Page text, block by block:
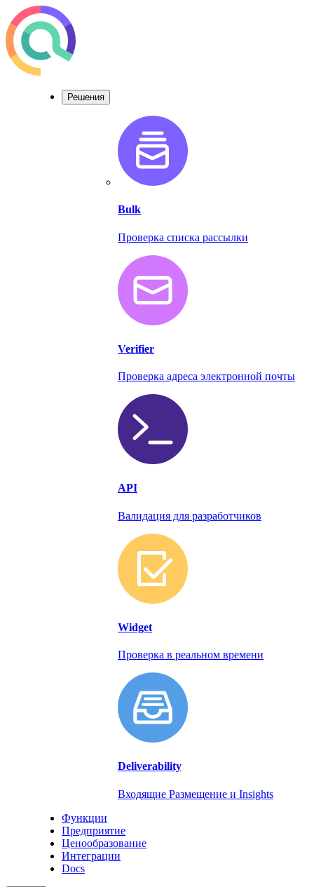
Решения
Bulk
Проверка списка рассылки
Verifier
Проверка адреса электронной почты
API
Валидация для разработчиков
Widget
Проверка в реальном времени
Deliverability
Входящие Размещение и Insights
Функции
Предприятие
Ценообразование
Интеграции
Docs